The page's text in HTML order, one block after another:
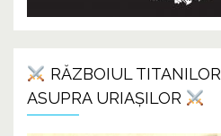
RĂZBOIUL TITANILOR
ASUPRA URIAȘILOR